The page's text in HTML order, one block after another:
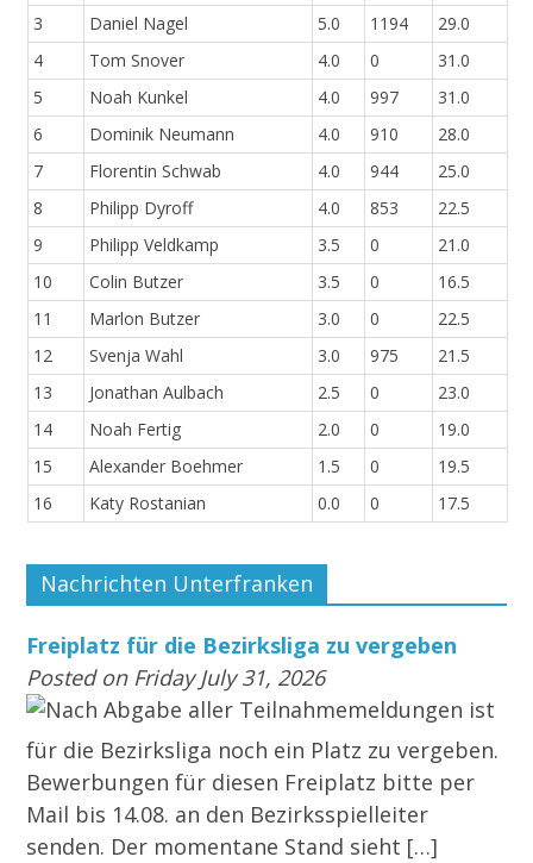
3
Daniel Nagel 5.0 1194
29.0
4
Tom Snover 4.0 0
31.0
5
Noah Kunkel 4.0 997
31.0
6
Dominik Neumann 4.0 910
28.0
7
Florentin Schwab 4.0 944
25.0
8
Philipp Dyroff 4.0 853
22.5
9
Philipp Veldkamp 3.5 0
21.0
10
Colin Butzer 3.5 0
16.5
11
Marlon Butzer 3.0 0
22.5
12
Svenja Wahl 3.0 975
21.5
13
Jonathan Aulbach 2.5 0
23.0
14
Noah Fertig 2.0 0
19.0
15
Alexander Boehmer 1.5 0
19.5
16
Katy Rostanian 0.0 0 17.5
Nachrichten Unterfranken
Freiplatz für die Bezirksliga zu vergeben
Posted on Friday July 31, 2026
Nach Abgabe aller Teilnahmemeldungen ist
für die Bezirksliga noch ein Platz zu vergeben.
Bewerbungen für diesen Freiplatz bitte per
Mail bis 14.08. an den Bezirksspielleiter
senden. Der momentane Stand sieht […]